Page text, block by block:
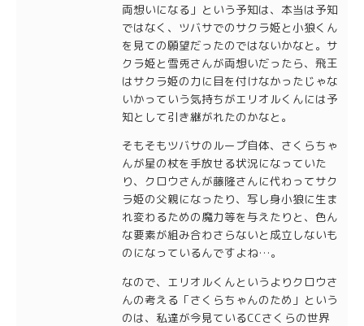
両想いになる」という予知は、本当は予知
ではなく、ツバサでのサクラ姫と小狼くん
を見ての願望だったのではないかなと。サ
クラ姫と雪兎さんが両想いだったら、飛王
はサクラ姫の力に目を付けなかったじゃな
いかっていう気持ちがエリオルくんには予
知として引き継がれたのかなと。
そもそもツバサのループ自体、さくらちゃ
んが星の杖を手放せる状況になっていた
り、クロウさんが藤隆さんに代わってサク
ラ姫の父親になったり、写し身小狼に生ま
れ変わるための魔力等を与えたりと、色ん
な要素が組み合わさらないと成立しないも
のになっているんですよね…。
なので、エリオルくんというよりクロウさ
んの考える「さくらちゃんのため」という
のは、私達が今見ているCCさくらの世界